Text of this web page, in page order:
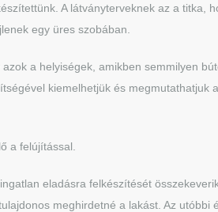
A látványterveknek az a titka,
egy üres szobában.
a helyiségek, amikben semmilyen
kiemelhetjük és megmutathatjuk
a felújítással.
eladásra felkészítését
meghirdetné a lakást. Az utóbbi